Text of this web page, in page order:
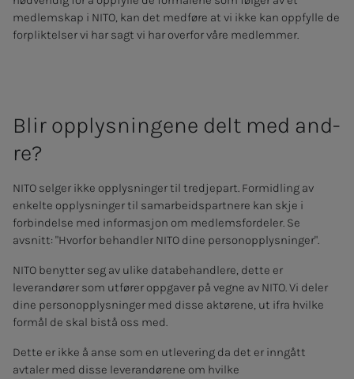
medlemskap i NITO, kan det medføre at vi ikke kan oppfylle de
forpliktelser vi har sagt vi har overfor våre medlemmer.
Blir opp­lys­­­nin­­­ge­­­ne delt med and­­­
re?
NITO selger ikke opplysninger til tredjepart. Formidling av
enkelte opplysninger til samarbeidspartnere kan skje i
forbindelse med informasjon om medlemsfordeler. Se
avsnitt: "Hvorfor behandler NITO dine personopplysninger".
NITO benytter seg av ulike databehandlere, dette er
leverandører som utfører oppgaver på vegne av NITO. Vi deler
dine personopplysninger med disse aktørene, ut ifra hvilke
formål de skal bistå oss med.
Dette er ikke å anse som en utlevering da det er inngått
avtaler med disse leverandørene om hvilke